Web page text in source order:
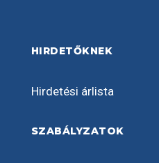
HIRDETŐKNEK
Hirdetési árlista
SZABÁLYZATOK